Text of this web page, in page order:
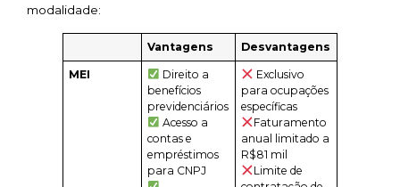
modalidade:
Vantagens Desvantagens
MEI
Direito a
benefícios
previdenciários
Acesso a
contas e
empréstimos
para CNPJ
Exclusivo
para ocupações
específicas
Faturamento
anual limitado a
R$81 mil
Limite de